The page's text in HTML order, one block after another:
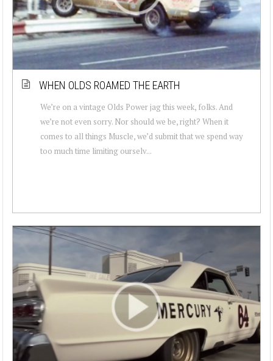
WHEN OLDS ROAMED THE EARTH
We’re on a vintage Olds Power jag this week, folks. And
we’re not even sorry. Nor should we be, right? When it
comes to all things Muscle, we’d submit that we spend way
too much time limiting ourselv...